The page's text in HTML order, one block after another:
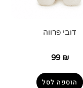
דובי פרווה
99₪
הוספה לסל